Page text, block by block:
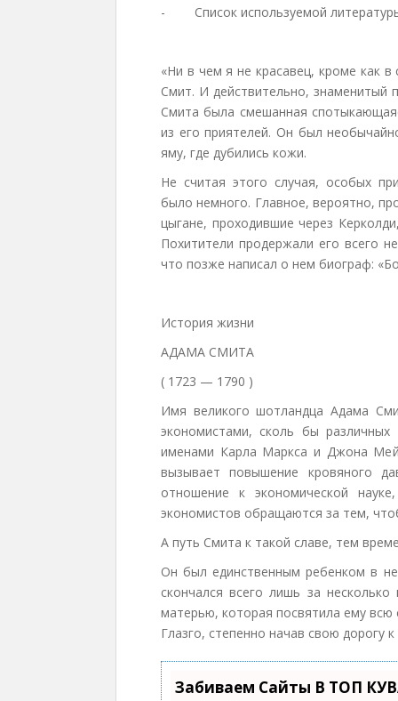
-
Список используемой
«Ни в чем я не красавец, кроме как
Смит. И действительно, знаменитый
Смита была смешанная
из его приятелей. Он был
яму, где дубились кожи.
Не считая этого случая, особых
было немного. Главное, вероятно,
цыгане, проходившие через
Похитители продержали его всего
что позже написал о нем биограф:
История жизни
АДАМА СМИТА
( 1723 — 1790 )
Имя великого шотландца Адама
экономистами, сколь бы
именами Карла Маркса и Джона
вызывает повышение кровяного
отношение к экономической
экономистов обращаются за тем,
А путь Смита к такой славе, тем
Он был единственным ребенком в
скончался всего лишь за
матерью, которая посвятила ему
Глазго, степенно начав свою дорогу
Забиваем Сайты В ТОП